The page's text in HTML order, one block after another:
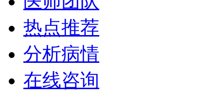
热点推荐
分析病情
在线咨询